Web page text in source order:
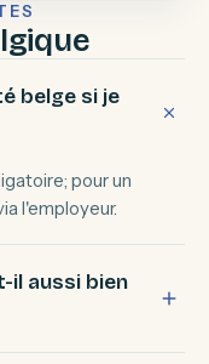
belge si je
pour un
l'employeur.
il aussi bien